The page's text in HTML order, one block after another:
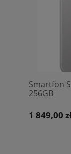
Smartfon
256GB
1 849,00